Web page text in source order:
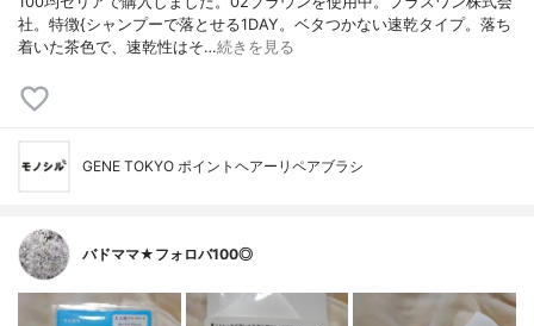
社。特徴{シャンプーで落とせる1DAY。ベタつかない速乾タイプ。落ち
着いた茶色で、速乾性はそ…続きを見る
GENE TOKYO ポイントヘアーリペアブラシ
バドママ★フォロバ100◎